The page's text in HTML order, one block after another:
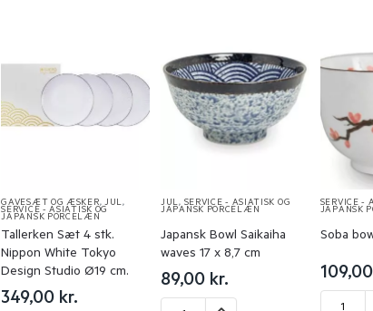
GAVESÆT OG ÆSKER, JUL,
SERVICE - ASIATISK OG
JAPANSK PORCELÆN
Tallerken Sæt 4 stk.
Nippon White Tokyo
Design Studio Ø19 cm.
349,00 kr.
JUL, SERVICE - ASIATISK OG
JAPANSK PORCELÆN
Japansk Bowl Saikaiha
waves 17 x 8,7 cm
89,00 kr.
SERVICE -
JAPANSK
Soba
109,00